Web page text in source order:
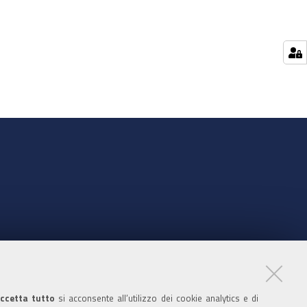
tutto si acconsente all’utilizzo dei cookie analytics e di